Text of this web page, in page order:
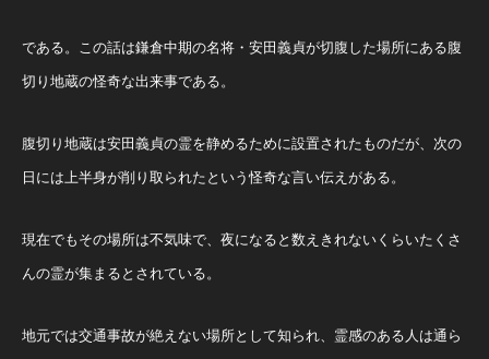
である。この話は鎌倉中期の名将・安田義貞が切腹した場所にある腹
切り地蔵の怪奇な出来事である。
腹切り地蔵は安田義貞の霊を静めるために設置されたものだが、次の
日には上半身が削り取られたという怪奇な言い伝えがある。
現在でもその場所は不気味で、夜になると数えきれないくらいたくさ
んの霊が集まるとされている。
地元では交通事故が絶えない場所として知られ、霊感のある人は通ら